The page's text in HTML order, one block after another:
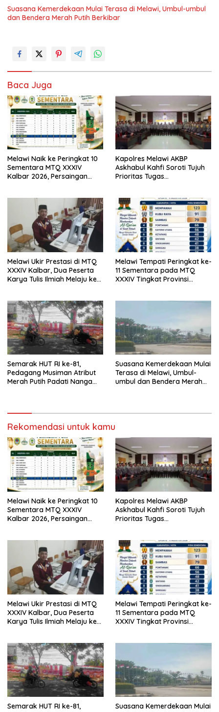
Suasana Kemerdekaan Mulai Terasa di Melawi, Umbul-umbul
dan Bendera Merah Putih Berkibar
Baca Juga
Melawi Naik ke Peringkat 10
Sementara MTQ XXXIV
Kalbar 2026, Persaingan
Kapolres Melawi AKBP
Askhabul Kahfi Soroti Tujuh
Prioritas Tugas
Melawi Ukir Prestasi di MTQ
XXXIV Kalbar, Dua Peserta
Karya Tulis Ilmiah Melaju ke
Melawi Tempati Peringkat ke-
11 Sementara pada MTQ
XXXIV Tingkat Provinsi
Semarak HUT RI ke-81,
Pedagang Musiman Atribut
Merah Putih Padati Nanga
Suasana Kemerdekaan Mulai
Terasa di Melawi, Umbul-
umbul dan Bendera Merah
Rekomendasi untuk kamu
Melawi Naik ke Peringkat 10
Sementara MTQ XXXIV
Kalbar 2026, Persaingan
Kapolres Melawi AKBP
Askhabul Kahfi Soroti Tujuh
Prioritas Tugas
Melawi Ukir Prestasi di MTQ
XXXIV Kalbar, Dua Peserta
Karya Tulis Ilmiah Melaju ke
Melawi Tempati Peringkat ke-
11 Sementara pada MTQ
XXXIV Tingkat Provinsi
Semarak HUT RI ke-81,
Suasana Kemerdekaan Mulai